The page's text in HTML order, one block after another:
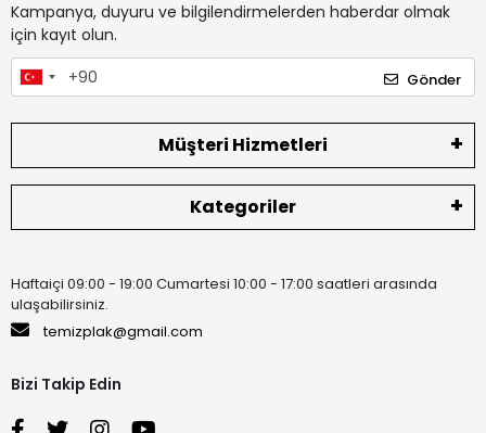
Kampanya, duyuru ve bilgilendirmelerden haberdar olmak
için kayıt olun.
Gönder
Müşteri Hizmetleri
Kategoriler
Haftaiçi 09:00 - 19:00 Cumartesi 10:00 - 17:00 saatleri arasında
ulaşabilirsiniz.
temizplak@gmail.com
Bizi Takip Edin